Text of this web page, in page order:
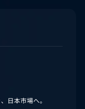
日本市場へ。